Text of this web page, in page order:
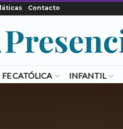
Contacto
FE CATÓLICA INFANTIL